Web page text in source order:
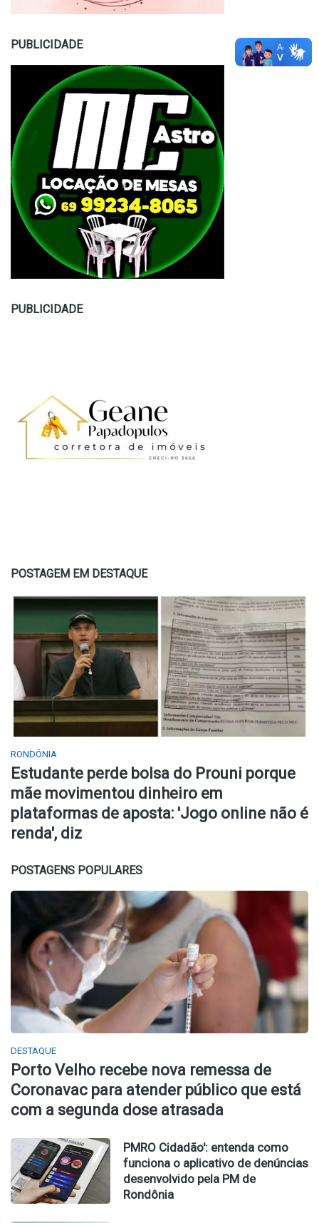
PUBLICIDADE
PUBLICIDADE
POSTAGEM EM DESTAQUE
RONDÔNIA
Estudante perde bolsa do Prouni porque
mãe movimentou dinheiro em
plataformas de aposta: 'Jogo online não é
renda', diz
POSTAGENS POPULARES
DESTAQUE
Porto Velho recebe nova remessa de
Coronavac para atender público que está
com a segunda dose atrasada
PMRO Cidadão': entenda como
funciona o aplicativo de denúncias
desenvolvido pela PM de
Rondônia